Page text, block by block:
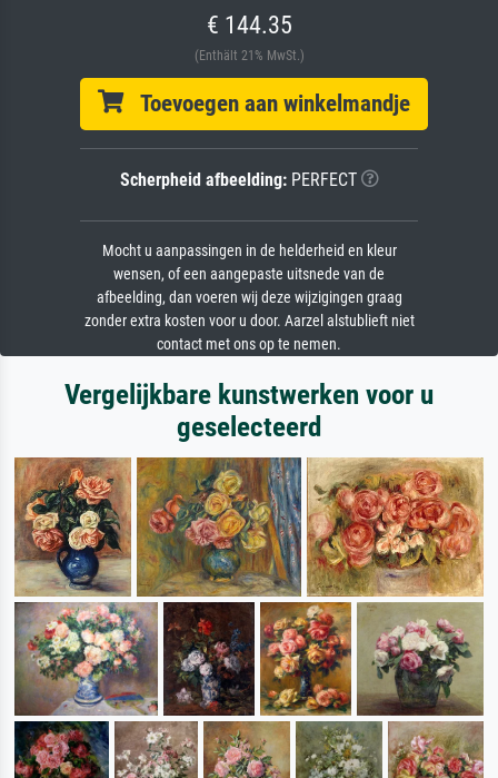
€ 144.35
(Enthält 21% MwSt.)
Toevoegen aan winkelmandje
Scherpheid afbeelding:PERFECT
Mocht u aanpassingen in de helderheid en kleur
wensen, of een aangepaste uitsnede van de
afbeelding, dan voeren wij deze wijzigingen graag
zonder extra kosten voor u door. Aarzel alstublieft niet
contact met ons op te nemen.
Vergelijkbare kunstwerken voor u
geselecteerd